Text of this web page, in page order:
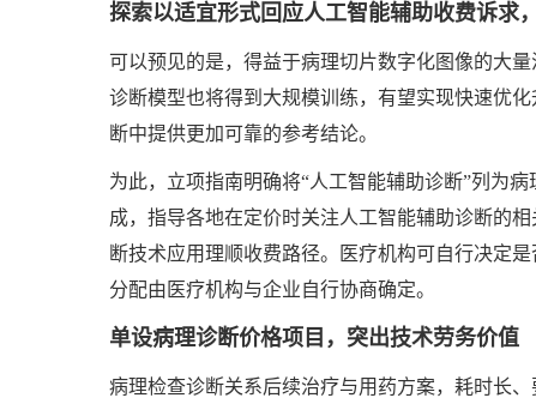
探索以适宜形式回应人工智能辅助收费诉求
可以预见的是，得益于病理切片数字化图像的大
诊断模型也将得到大规模训练，有望实现快速优
断中提供更加可靠的参考结论。
为此，立项指南明确将“人工智能辅助诊断”列为
成，指导各地在定价时关注人工智能辅助诊断的
断技术应用理顺收费路径。医疗机构可自行决定
分配由医疗机构与企业自行协商确定。
单设病理诊断价格项目，突出技术劳务价值
病理检查诊断关系后续治疗与用药方案，耗时长